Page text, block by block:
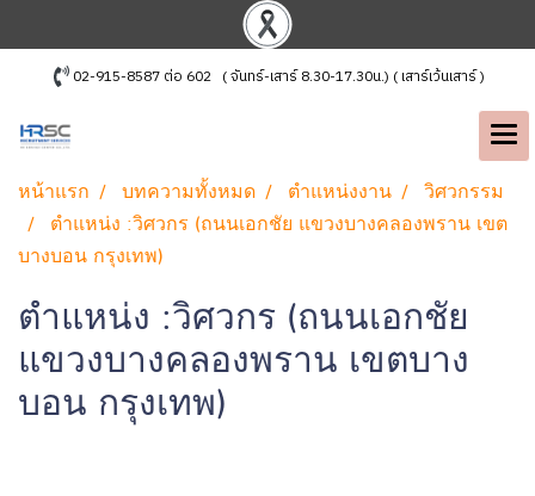
02-915-8587 ต่อ 602 ( จันทร์-เสาร์ 8.30-17.30น.) ( เสาร์เว้นเสาร์ )
หน้าแรก บทความทั้งหมด ตำแหน่งงาน
วิศวกรรม
ตำแหน่ง :วิศวกร (ถนนเอกชัย แขวงบางคลองพราน เขต
บางบอน กรุงเทพ)
ตำแหน่ง :วิศวกร (ถนนเอกชัย
แขวงบางคลองพราน เขตบาง
บอน กรุงเทพ)